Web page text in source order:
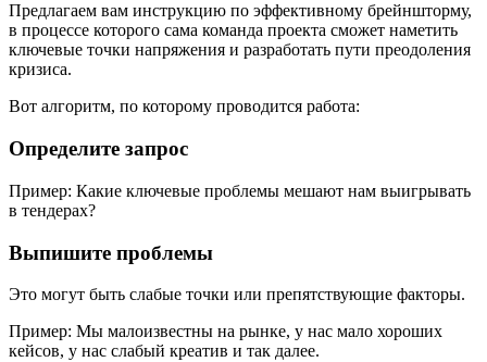
Предлагаем вам инструкцию по эффективному брейншторму,
в процессе которого сама команда проекта сможет наметить
ключевые точки напряжения и разработать пути преодоления
кризиса.
Вот алгоритм, по которому проводится работа:
Определите запрос
Пример: Какие ключевые проблемы мешают нам выигрывать
в тендерах?
Выпишите проблемы
Это могут быть слабые точки или препятствующие факторы.
Пример: Мы малоизвестны на рынке, у нас мало хороших
кейсов, у нас слабый креатив и так далее.